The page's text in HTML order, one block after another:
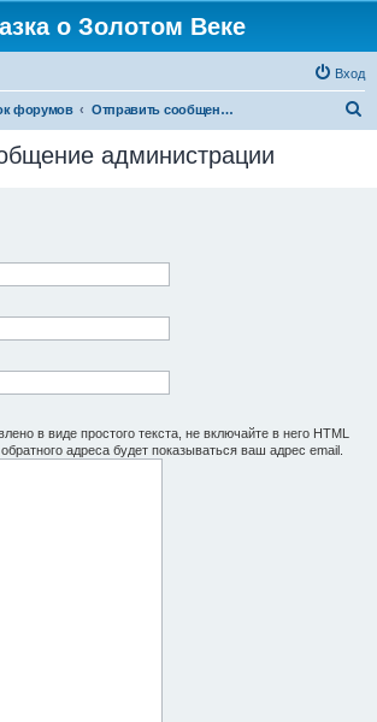
о Золотом Веке
Вход
форумов Отправить сообщение администрации
администрации
в виде простого текста, не включайте в него HTML
адреса будет показываться ваш адрес email.